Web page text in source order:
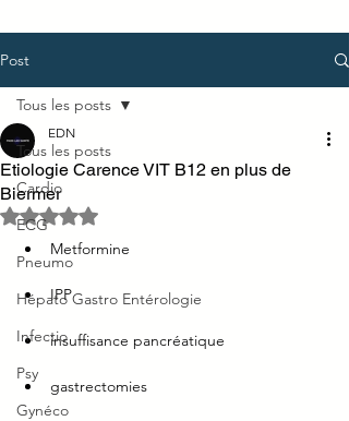
Post
Tous les posts
Cardio
ECG
Pneumo
Hépato Gastro Entérologie
Infectio
Psy
Gynéco
Tous les posts
Etiologie Carence VIT B12 en plus de
Biermer
EDN
Noté NaN étoiles sur 5.
Metformine
IPP
insuffisance pancréatique
gastrectomies